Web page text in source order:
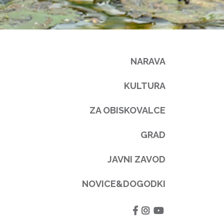
NARAVA
KULTURA
ZA OBISKOVALCE
GRAD
JAVNI ZAVOD
NOVICE&DOGODKI